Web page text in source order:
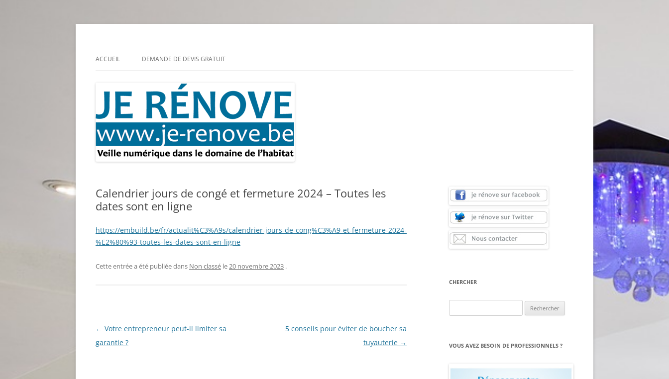
Aller
ACCUEIL DEMANDE DE DEVIS GRATUIT
Calendrier jours de congé et fermeture 2024 – Toutes les
dates sont en ligne
https://embuild.be/fr/actualit%C3%A9s/calendrier-jours-de-cong%C3%A9-et-fermeture-2024-
%E2%80%93-toutes-les-dates-sont-en-ligne
Cette entrée a été publiée dans Non classé le20 novembre 2023 .
Navigation
des
← Votre entrepreneur peut-il limiter sa
garantie ?
5 conseils pour éviter de boucher sa
tuyauterie →
CHERCHER
VOUS AVEZ BESOIN DE PROFESSIONNELS ?